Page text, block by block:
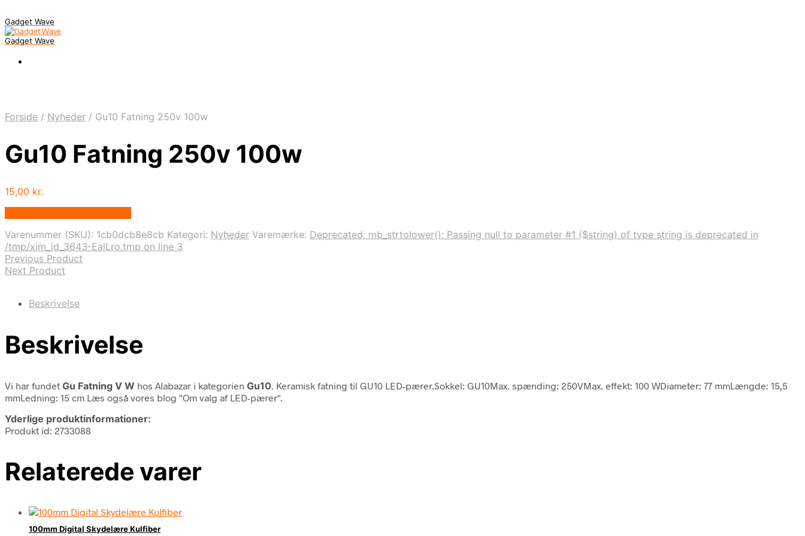
Gadget Wave
Gadget Wave
Forside / Nyheder / Gu10 Fatning 250v 100w
Gu10 Fatning 250v 100w
15,00 kr.
Varenummer (SKU): 1cb0dcb8e8cb Kategori: Nyheder Varemærke: Deprecated: mb_strtolower(): Passing null to parameter #1 ($string) of type string is deprecated in
/tmp/xim_id_3643-EalLro.tmp on line 3
Previous Product
Next Product
Beskrivelse
Beskrivelse
Vi har fundet Gu Fatning V W hos Alabazar i kategorien Gu10 . Keramisk fatning til GU10 LED-pærer.Sokkel: GU10Max. spænding: 250VMax. effekt: 100 WDiameter: 77 mmLængde: 15,5
mmLedning: 15 cm Læs også vores blog "Om valg af LED-pærer".
Yderlige produktinformationer:
Produkt id: 2733088
Relaterede varer
100mm Digital Skydelære Kulfiber